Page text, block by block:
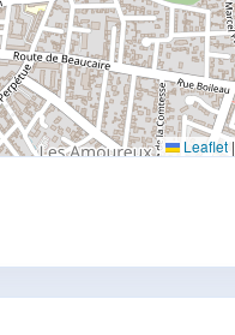
Leaflet |